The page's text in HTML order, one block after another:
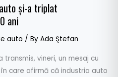
şi-a triplat
ani
auto / By Ada Ştefan
transmis, vineri, un mesaj cu
în care afirmă că industria auto